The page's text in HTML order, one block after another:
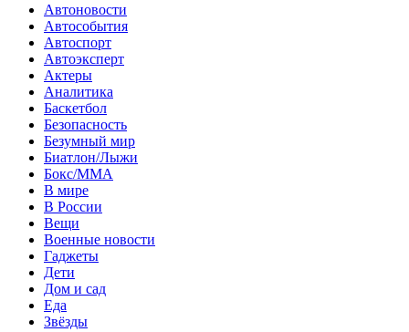
Автоновости
Автособытия
Автоспорт
Автоэксперт
Актеры
Аналитика
Баскетбол
Безопасность
Безумный мир
Биатлон/Лыжи
Бокс/MMA
В мире
В России
Вещи
Военные новости
Гаджеты
Дети
Дом и сад
Еда
Звёзды